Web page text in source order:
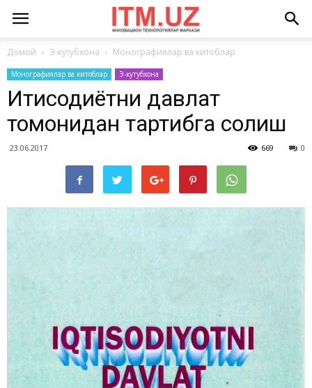
Домой Э-кутубхона Монографиялар ва китоблар
Монографиялар ва китоблар Э-кутубхона
Иқтисодиётни давлат
томонидан тартибга солиш
23.06.2017 0
669